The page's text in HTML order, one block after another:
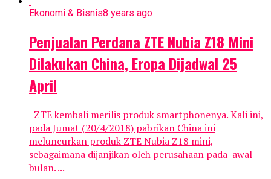
Ekonomi & Bisnis8 years ago
Penjualan Perdana ZTE Nubia Z18 Mini
Dilakukan China, Eropa Dijadwal 25
April
ZTE kembali merilis produk smartphonenya. Kali ini,
pada Jumat (20/4/2018) pabrikan China ini
meluncurkan produk ZTE Nubia Z18 mini,
sebagaimana dijanjikan oleh perusahaan pada awal
bulan. ...